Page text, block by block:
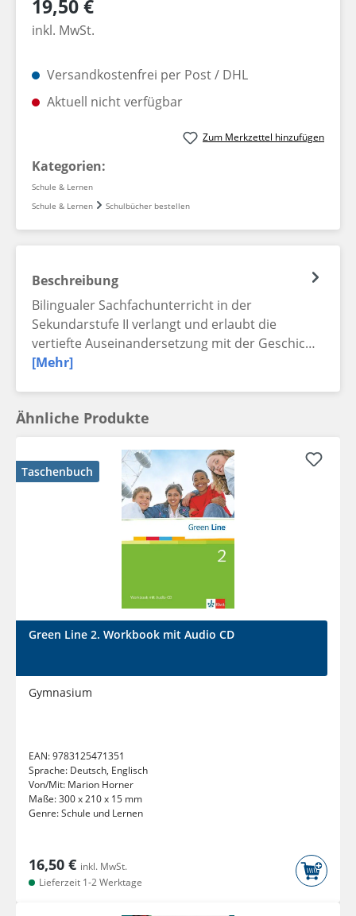
19,50 €
inkl. MwSt.
Versandkostenfrei per Post / DHL
Aktuell nicht verfügbar
Zum Merkzettel hinzufügen
Kategorien:
Schule & Lernen
Schule & Lernen
Schulbücher bestellen
Beschreibung
Bilingualer Sachfachunterricht in der
Sekundarstufe II verlangt und erlaubt die
vertiefte Auseinandersetzung mit der Geschic…
[Mehr]
Ähnliche Produkte
Taschenbuch
Green Line 2. Workbook mit Audio CD
Gymnasium
EAN:9783125471351
Sprache: Deutsch, Englisch
Von/Mit: Marion Horner
Maße:300 x 210 x 15 mm
Genre:Schule und Lernen
16,50 € inkl. MwSt.
Lieferzeit 1-2 Werktage